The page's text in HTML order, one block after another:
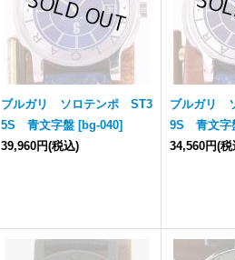
ブルガリ ソロテンポ ST3
5S 青文字盤 [bg-040]
39,960円(税込)
ブルガリ
9S 青文字
34,560円(税